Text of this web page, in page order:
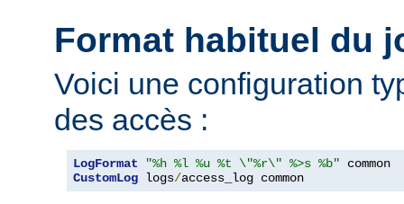
Format habituel du
Voici une configuration
des accès :
LogFormat "%h %l %u %t \"%r\" %>s %b"
CustomLog logs/access_log common